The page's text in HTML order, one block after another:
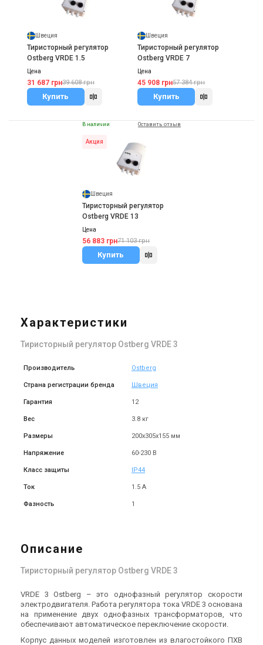
Швеция
Тиристорный регулятор
Ostberg VRDE 1.5
Цена
31 687 грн39 608 грн
Купить
Швеция
Тиристорный регулятор
Ostberg VRDE 7
Цена
45 908 грн57 384 грн
Купить
В наличии Оставить отзыв
Акция
Швеция
Тиристорный регулятор
Ostberg VRDE 13
Цена
56 883 грн71 103 грн
Купить
Характеристики
Тиристорный регулятор Ostberg VRDE 3
Производитель Ostberg
Страна регистрации бренда Швеция
Гарантия 12
Вес 3.8 кг
Размеры 200х305х155 мм
Напряжение 60-230 В
Класс защиты IP44
Ток 1.5 А
Фазность 1
Описание
Тиристорный регулятор Ostberg VRDE 3
VRDE 3 Ostberg – это однофазный регулятор скорости
электродвигателя. Работа регулятора тока VRDE 3 основана
на применение двух однофазных трансформаторов, что
обеспечивают автоматическое переключение скорости.
Корпус данных моделей изготовлен из влагостойкого ПХВ